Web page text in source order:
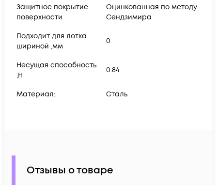
Защитное покрытие
поверхности
Оцинкованная по методу
Сендзимира
Подходит для лотка
шириной ,мм
0
Несущая способность
,Н
0.84
Материал: Сталь
Отзывы о товаре